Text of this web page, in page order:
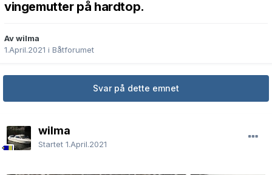
vingemutter på hardtop.
Av wilma
1.April.2021 i Båtforumet
Svar på dette emnet
wilma
Startet 1.April.2021